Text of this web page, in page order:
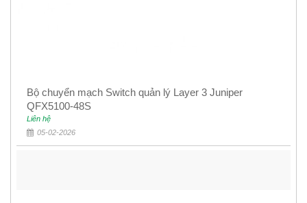
Bộ chuyển mạch Switch quản lý Layer 3 Juniper
QFX5100-48S
Liên hệ
05-02-2026